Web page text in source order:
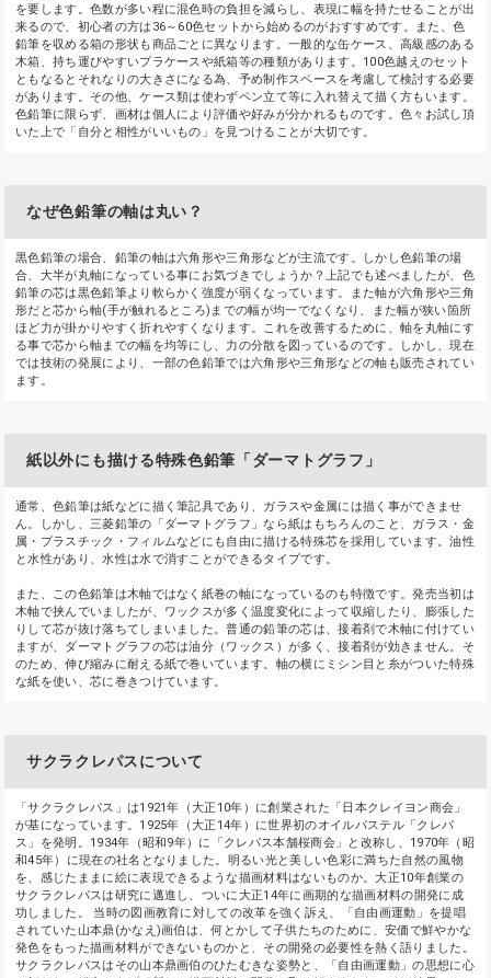
を要します。色数が多い程に混色時の負担を減らし、表現に幅を持たせることが出
来るので、初心者の方は36～60色セットから始めるのがおすすめです。また、色
鉛筆を収める箱の形状も商品ごとに異なります。一般的な缶ケース、高級感のある
木箱、持ち運びやすいプラケースや紙箱等の種類があります。100色越えのセット
ともなるとそれなりの大きさになる為、予め制作スペースを考慮して検討する必要
があります。その他、ケース類は使わずペン立て等に入れ替えて描く方もいます。
色鉛筆に限らず、画材は個人により評価や好みが分かれるものです。色々お試し頂
いた上で「自分と相性がいいもの」を見つけることが大切です。
なぜ色鉛筆の軸は丸い？
黒色鉛筆の場合、鉛筆の軸は六角形や三角形などが主流です。しかし色鉛筆の場
合、大半が丸軸になっている事にお気づきでしょうか？上記でも述べましたが、色
鉛筆の芯は黒色鉛筆より軟らかく強度が弱くなっています。また軸が六角形や三角
形だと芯から軸(手が触れるところ)までの幅が均一でなくなり、また幅が狭い箇所
ほど力が掛かりやすく折れやすくなります。これを改善するために、軸を丸軸にす
る事で芯から軸までの幅を均等にし、力の分散を図っているのです。しかし、現在
では技術の発展により、一部の色鉛筆では六角形や三角形などの軸も販売されてい
ます。
紙以外にも描ける特殊色鉛筆「ダーマトグラフ」
通常、色鉛筆は紙などに描く筆記具であり、ガラスや金属には描く事ができませ
ん。しかし、三菱鉛筆の「ダーマトグラフ」なら紙はもちろんのこと、ガラス・金
属・プラスチック・フィルムなどにも自由に描ける特殊芯を採用しています。油性
と水性があり、水性は水で消すことができるタイプです。
また、この色鉛筆は木軸ではなく紙巻の軸になっているのも特徴です。発売当初は
木軸で挟んでいましたが、ワックスが多く温度変化によって収縮したり、膨張した
りして芯が抜け落ちてしまいました。普通の鉛筆の芯は、接着剤で木軸に付けてい
ますが、ダーマトグラフの芯は油分（ワックス）が多く、接着剤が効きません。そ
のため、伸び縮みに耐える紙で巻いています。軸の横にミシン目と糸がついた特殊
な紙を使い、芯に巻きつけています。
サクラクレパスについて
「サクラクレパス」は1921年（大正10年）に創業された「日本クレイヨン商会」
が基になっています。1925年（大正14年）に世界初のオイルパステル「クレパ
ス」を発明。1934年（昭和9年）に「クレパス本舗桜商会」と改称し、1970年（昭
和45年）に現在の社名となりました。明るい光と美しい色彩に満ちた自然の風物
を、感じたままに絵に表現できるような描画材料はないものか。大正10年創業の
サクラクレパスは研究に邁進し、ついに大正14年に画期的な描画材料の開発に成
功しました。 当時の図画教育に対しての改革を強く訴え、「自由画運動」を提唱
されていた山本鼎(かなえ)画伯は、何とかして子供たちのために、安価で鮮やかな
発色をもった描画材料ができないものかと、その開発の必要性を熱く語りました。
サクラクレパスはその山本鼎画伯のひたむきな姿勢と、「自由画運動」の思想に心